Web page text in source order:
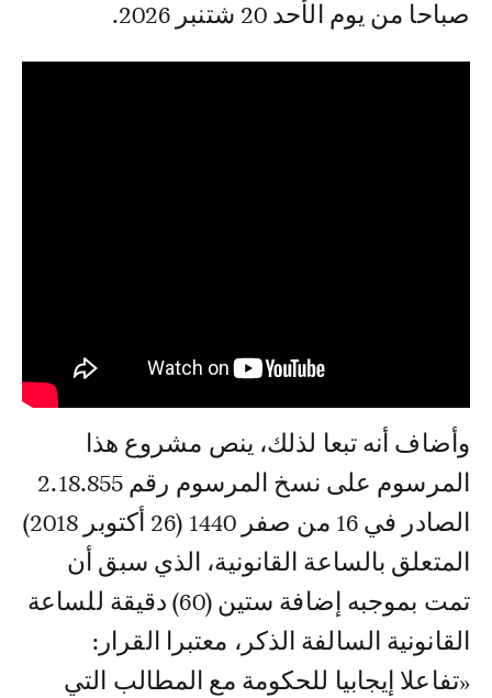
صباحا من يوم الأحد 20 شتنبر 2026.
وأضاف أنه تبعا لذلك، ينص مشروع هذا
المرسوم على نسخ المرسوم رقم 2.18.855
الصادر في 16 من صفر 1440 (26 أكتوبر 2018)
المتعلق بالساعة القانونية، الذي سبق أن
تمت بموجبه إضافة ستين (60) دقيقة للساعة
القانونية السالفة الذكر، معتبرا القرار:
«تفاعلا إيجابيا للحكومة مع المطالب التي